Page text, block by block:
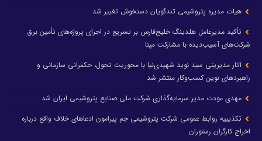
هیات مدیره پتروشیمی تندگویان دستخوش تغییر شد
تأکید مدیرعامل هلدینگ خلیج‌فارس بر تسریع در اجرای پروژه‌های تأمین برق
شرکت‌های آسیب‌دیده با مشارکت مپنا
آثار مدیریتی سید نوید شهیدی‌نیا با محوریت تحول، حکمرانی سازمانی و
راهبردهای نوین کسب‌وکار منتشر شد
مهدی مودت مدیر سرمایه‌گذاری شرکت ملی صنایع پتروشیمی ایران شد
تکذیبیه روابط عمومی شرکت پتروشیمی جم پیرامون ادعاهای خلاف واقع درباره
اخراج کارگران رستوران